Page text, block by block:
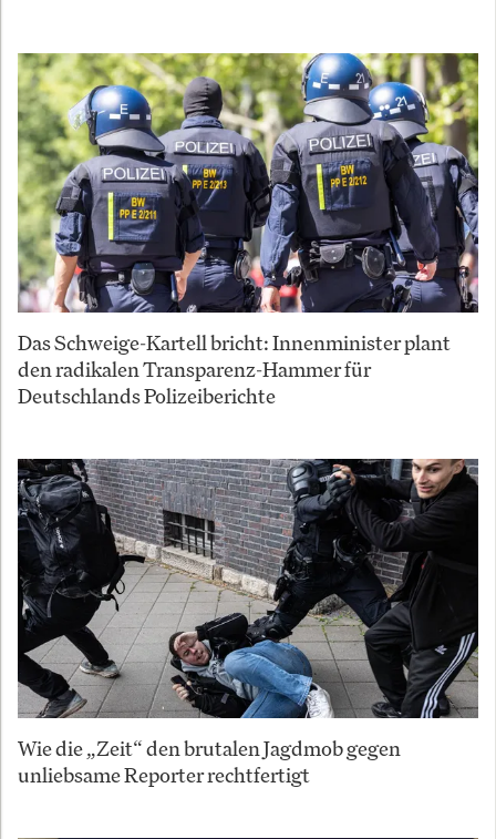
Das Schweige-Kartell bricht: Innenminister plant
den radikalen Transparenz-Hammer für
Deutschlands Polizeiberichte
Wie die „Zeit“ den brutalen Jagdmob gegen
unliebsame Reporter rechtfertigt